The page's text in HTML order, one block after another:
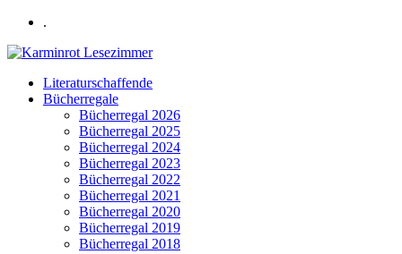
.
Literaturschaffende
Bücherregale
Bücherregal 2026
Bücherregal 2025
Bücherregal 2024
Bücherregal 2023
Bücherregal 2022
Bücherregal 2021
Bücherregal 2020
Bücherregal 2019
Bücherregal 2018